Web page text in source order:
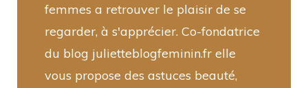
femmes a retrouver le plaisir de se
regarder, à s'apprécier. Co-fondatrice
du blog julietteblogfeminin.fr elle
vous propose des astuces beauté,